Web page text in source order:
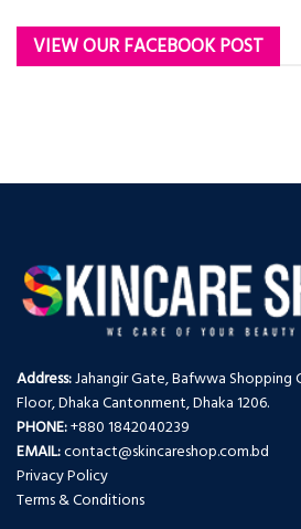
VIEW OUR FACEBOOK POST
Address:Jahangir Gate, Bafwwa Shopping
Floor, Dhaka Cantonment, Dhaka 1206.
PHONE:+880 1842040239
EMAIL:contact@skincareshop.com.bd
Privacy Policy
Terms & Conditions